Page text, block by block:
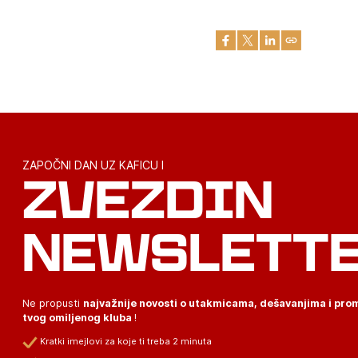
ZAPOČNI DAN UZ KAFICU I
ZVEZDIN
Ne propusti najvažnije novosti o utakmicama, dešavanjima i
tvog omiljenog kluba !
Kratki imejlovi za koje ti treba 2 minuta